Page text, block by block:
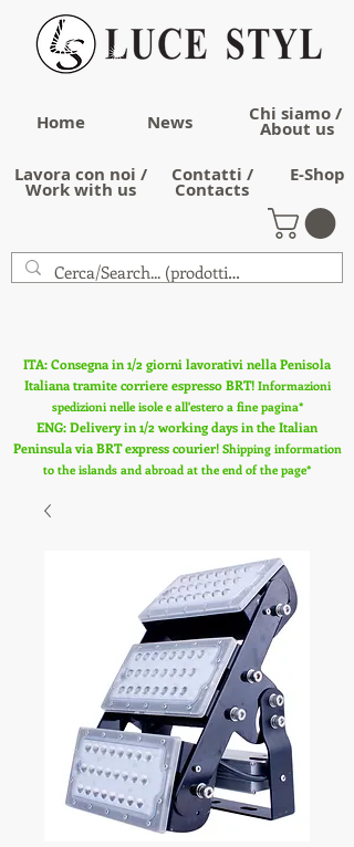
Home News Chi siamo /
About us
Lavora con noi /
Work with us
Contatti /
Contacts
E-Shop
ITA: Consegna in 1/2 giorni lavorativi nella Penisola
Italiana tramite corriere espresso BRT! Informazioni
spedizioni nelle isole e all'estero a fine pagina*
ENG: Delivery in 1/2 working days in the Italian
Peninsula via BRT express courier! Shipping information
to the islands and abroad at the end of the page*